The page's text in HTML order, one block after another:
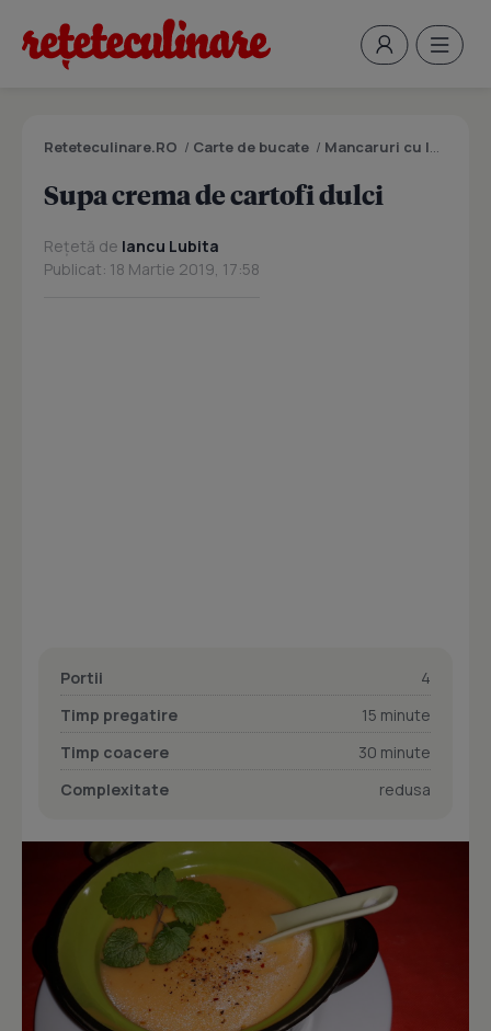
Reteteculinare.RO / Carte de bucate / Mancaruri cu legume si zarzavaturi
Supa crema de cartofi dulci
Rețetă de Iancu Lubita
Publicat: 18 Martie 2019, 17:58
Portii
4
Timp pregatire
15 minute
Timp coacere
30 minute
Complexitate
redusa